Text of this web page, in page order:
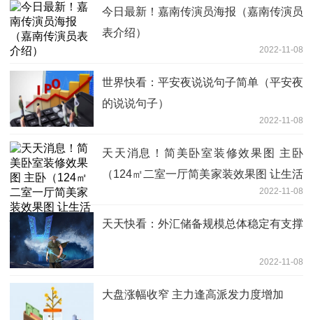
今日最新！嘉南传演员海报（嘉南传演员
表介绍）
2022-11-08
世界快看：平安夜说说句子简单（平安夜
的说说句子）
2022-11-08
天天消息！简美卧室装修效果图 主卧
（124㎡二室一厅简美家装效果图 让生活
2022-11-08
天天快看：外汇储备规模总体稳定有支撑
2022-11-08
大盘涨幅收窄 主力逢高派发力度增加